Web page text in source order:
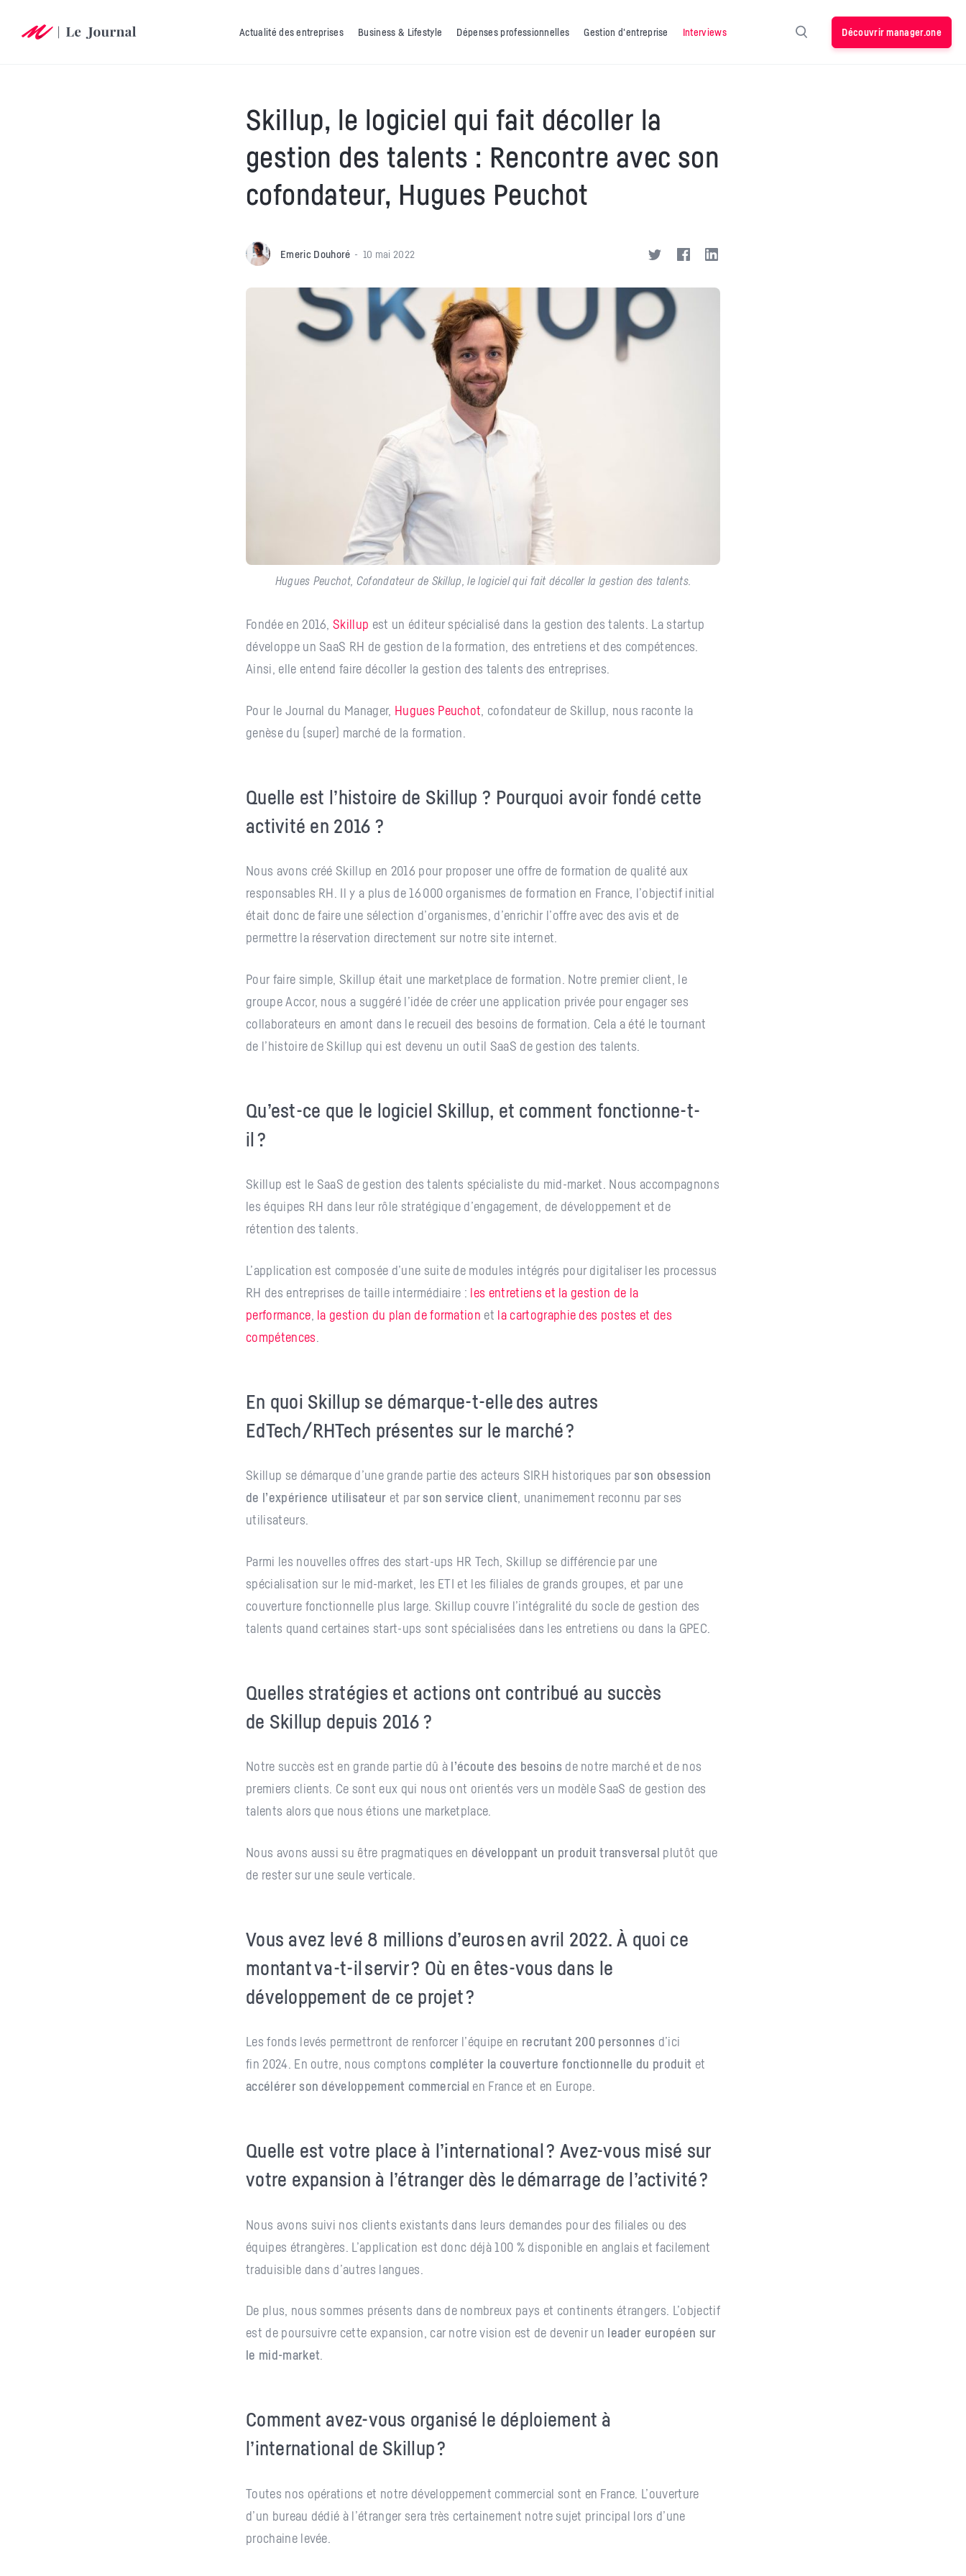
Actualité des entreprises Business & Lifestyle Dépenses professionnelles Gestion d'entreprise Interviews Découvrir manager.one
Skillup, le logiciel qui fait décoller la
gestion des talents : Rencontre avec son
cofondateur, Hugues Peuchot
Emeric Douhoré 10 mai 2022
Hugues Peuchot, Cofondateur de Skillup, le logiciel qui fait décoller la gestion des talents.
Fondée en 2016,Skillup est un éditeur spécialisé dans la gestion des talents. La startup
développe un SaaS RH de gestion de la formation, des entretiens et des compétences.
Ainsi, elle entend faire décoller la gestion des talents des entreprises.
Pour le Journal du Manager, Hugues Peuchot , cofondateur de Skillup, nous raconte la
genèse du (super) marché de la formation.
Quelle est l’histoire de Skillup ? Pourquoi avoir fondé cette
activité en 2016 ?
Nous avons crééSkillup en 2016 pour proposer une offre de formation de qualité aux
responsables RH. Il y a plus de 16 000 organismes de formation en France, l’objectif initial
était donc de faire une sélection d’organismes, d’enrichir l’offre avec des avis et de
permettre la réservation directement sur notre site internet.
Pour faire simple, Skillup était une marketplace de formation. Notre premier client, le
groupe Accor, nous a suggéré l’idée de créer une application privée pour engager ses
collaborateurs en amont dans le recueil des besoins de formation. Cela a été le tournant
de l’histoire de Skillup qui est devenu un outil SaaS de gestion des talents.
Qu’est-ce que le logiciel Skillup, et comment fonctionne-t-
il ?
Skillup est le SaaS de gestion des talents spécialiste du mid-market. Nous accompagnons
les équipes RH dans leur rôle stratégique d’engagement, de développement et de
rétention des talents.
L’application est composée d’une suite de modules intégrés pour digitaliser les processus
RH des entreprises de taille intermédiaire : les entretiens et la gestion de la
performance la gestion du plan de formation et la cartographie des postes et des
compétences
En quoi Skillup se démarque-t-elle des autres
EdTech/RHTech présentes sur le marché ?
Skillup se démarque d’une grande partie des acteurs SIRH historiques parson obsession
de l’expérience utilisateur et parson service client , unanimement reconnu par ses
utilisateurs.
Parmi les nouvelles offres des start-ups HR Tech, Skillup se différencie par une
spécialisation sur le mid-market, les ETI et les filiales de grands groupes, et par une
couverture fonctionnelle plus large. Skillup couvre l’intégralité du socle de gestion des
talents quand certaines start-ups sont spécialisées dans les entretiens ou dans la GPEC.
Quelles stratégies et actions ont contribué au succès
de Skillup depuis 2016 ?
Notre succès est en grande partie dû à l’écoute des besoinsde notre marché et de nos
premiers clients. Ce sont eux qui nous ont orientés vers un modèle SaaS de gestion des
talents alors que nous étions une marketplace.
Nous avons aussi su être pragmatiques en développant un produit transversal plutôt que
de rester sur une seule verticale.
Vous avez levé 8 millions d’euros en avril 2022. À quoi ce
montant va-t-il servir ? Où en êtes-vous dans le
développement de ce projet ?
Les fonds levés permettront de renforcer l’équipe en recrutant 200 personnes d’ici
fin 2024. En outre, nous comptons compléter la couverture fonctionnelle du produit et
accélérer son développement commercial en France et en Europe.
Quelle est votre place à l’international ? Avez-vous misé sur
votre expansion à l’étranger dès le démarrage de l’activité ?
Nous avons suivi nos clients existants dans leurs demandes pour des filiales ou des
équipes étrangères. L’application est donc déjà 100 % disponible en anglais et facilement
traduisible dans d’autres langues.
De plus, nous sommes présents dans de nombreux pays et continents étrangers. L’objectif
est de poursuivre cette expansion, car notre vision est de devenir un leader européen sur
le mid-market
Comment avez-vous organisé le déploiement à
l’international de Skillup ?
Toutes nos opérations et notre développement commercial sont en France. L’ouverture
d’un bureau dédié à l’étranger sera très certainement notre sujet principal lors d’une
prochaine levée.